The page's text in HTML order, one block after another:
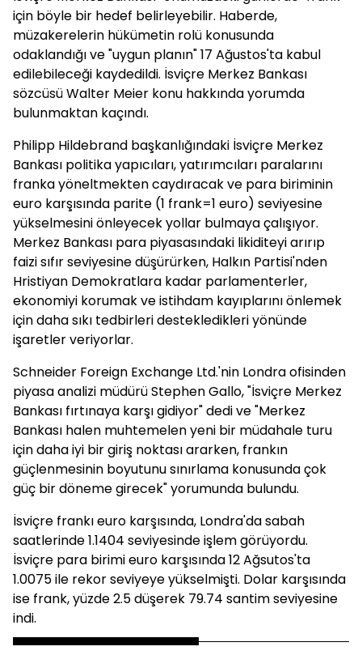
için böyle bir hedef belirleyebilir. Haberde,
müzakerelerin hükümetin rolü konusunda
odaklandığı ve "uygun planın" 17 Ağustos'ta kabul
edilebileceği kaydedildi. İsviçre Merkez Bankası
sözcüsü Walter Meier konu hakkında yorumda
bulunmaktan kaçındı.
Philipp Hildebrand başkanlığındaki İsviçre Merkez
Bankası politika yapıcıları, yatırımcıları paralarını
franka yöneltmekten caydıracak ve para biriminin
euro karşısında parite (1 frank=1 euro) seviyesine
yükselmesini önleyecek yollar bulmaya çalışıyor.
Merkez Bankası para piyasasındaki likiditeyi arırıp
faizi sıfır seviyesine düşürürken, Halkın Partisi'nden
Hristiyan Demokratlara kadar parlamenterler,
ekonomiyi korumak ve istihdam kayıplarını önlemek
için daha sıkı tedbirleri destekledikleri yönünde
işaretler veriyorlar.
Schneider Foreign Exchange Ltd.'nin Londra ofisinden
piyasa analizi müdürü Stephen Gallo, "İsviçre Merkez
Bankası fırtınaya karşı gidiyor" dedi ve "Merkez
Bankası halen muhtemelen yeni bir müdahale turu
için daha iyi bir giriş noktası ararken, frankın
güçlenmesinin boyutunu sınırlama konusunda çok
güç bir döneme girecek" yorumunda bulundu.
İsviçre frankı euro karşısında, Londra'da sabah
saatlerinde 1.1404 seviyesinde işlem görüyordu.
İsviçre para birimi euro karşısında 12 Ağsutos'ta
1.0075 ile rekor seviyeye yükselmişti. Dolar karşısında
ise frank, yüzde 2.5 düşerek 79.74 santim seviyesine
indi.